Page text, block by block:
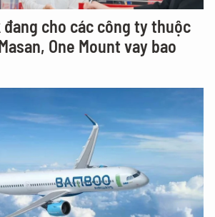
đang cho các công ty thuộc
One Mount vay bao